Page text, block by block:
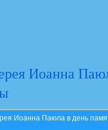
Иоанна
Иоанна Паюла в день